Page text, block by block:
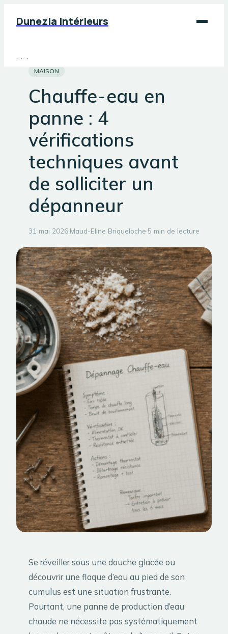
Dunezia Intérieurs
Maison
Jardinage
Bricolage
MAISON
Chauffe-eau en
panne : 4
vérifications
techniques avant
de solliciter un
dépanneur
31 mai 2026·Maud-Eline Briqueloche·5 min de lecture
Se réveiller sous une douche glacée ou
découvrir une flaque d’eau au pied de son
cumulus est une situation frustrante.
Pourtant, une panne de production d’eau
chaude ne nécessite pas systématiquement